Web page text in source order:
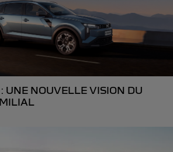
UNE NOUVELLE VISION DU